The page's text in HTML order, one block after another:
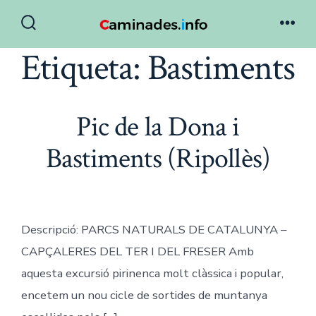
contentToggle
Etiqueta:Bastiments
Pic de la Dona i
Bastiments (Ripollès)
Descripció: PARCS NATURALS DE CATALUNYA –
CAPÇALERES DEL TER I DEL FRESER Amb
aquesta excursió pirinenca molt clàssica i popular,
encetem un nou cicle de sortides de muntanya